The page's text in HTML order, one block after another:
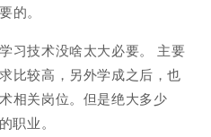
的。
习技术没啥太大必要。 主要
比较高，另外学成之后，也
相关岗位。但是绝大多少
职业。